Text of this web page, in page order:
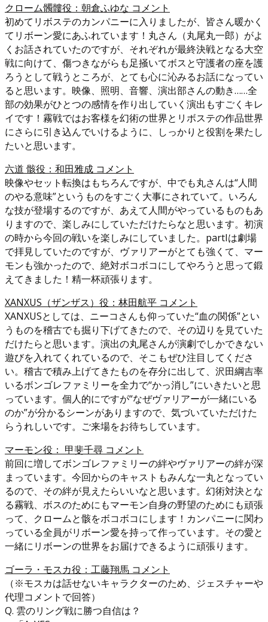
クローム髑髏役：朝倉ふゆな コメント
初めてリボステのカンパニーに入りましたが、皆さん暖かく
てリボーン愛にあふれています！丸さん（丸尾丸一郎）がよ
くお話されていたのですが、それぞれが最終決戦となる大空
戦に向けて、傷つきながらも足掻いてボスと守護者の座を護
ろうとして戦うところが、とても心に沁みるお話になってい
ると思います。映像、照明、音響、演出部さんの動き……全
部の効果がひとつの感情を作り出していく演出もすごくキレ
イです！霧戦ではお客様を幻術の世界とリボステの作品世界
にさらに引き込んでいけるように、しっかりと役割を果たし
たいと思います。
六道 骸役：和田雅成 コメント
映像やセット転換はもちろんですが、中でも丸さんは“人間
のやる意味”というものをすごく大事にされていて。いろん
な技が登場するのですが、あえて人間がやっているものもあ
りますので、楽しみにしていただけたらなと思います。初演
の時から今回の戦いを楽しみにしていました。partIは劇場
で拝見していたのですが、ヴァリアーがとても強くて、マー
モンも強かったので、絶対ボコボコにしてやろうと思って鍛
えてきました！精一杯頑張ります。
XANXUS（ザンザス）役：林田航平 コメント
XANXUSとしては、ニーコさんも仰っていた“血の関係”とい
うものを稽古でも掘り下げてきたので、その辺りを見ていた
だけたらと思います。演出の丸尾さんが演劇でしかできない
遊びを入れてくれているので、そこもぜひ注目してくださ
い。稽古で積み上げてきたものを存分に出して、沢田綱吉率
いるボンゴレファミリーを全力で“かっ消し”にいきたいと思
っています。個人的にですが“なぜヴァリアーが一緒にいる
のか”が分かるシーンがありますので、気づいていただけた
らうれしいです。ご来場をお待ちしています。
マーモン役： 甲斐千尋 コメント
前回に増してボンゴレファミリーの絆やヴァリアーの絆が深
まっています。今回からのキャストもみんな一丸となってい
るので、その絆が見えたらいいなと思います。幻術対決とな
る霧戦、ボスのためにもマーモン自身の野望のためにも頑張
って、クロームと骸をボコボコにします！カンパニーに関わ
っている全員がリボーン愛を持って作っています。その愛と
一緒にリボーンの世界をお届けできるように頑張ります。
ゴーラ・モスカ役：工藤翔馬 コメント
（※モスカは話せないキャラクターのため、ジェスチャーや
代理コメントで回答）
Q. 雲のリング戦に勝つ自信は？